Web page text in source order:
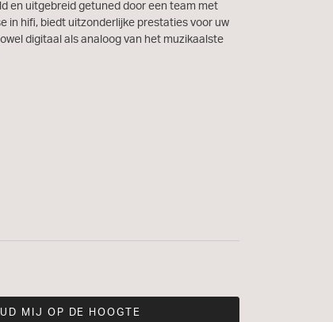
en uitgebreid getuned door een team met
in hifi, biedt uitzonderlijke prestaties voor uw
digitaal als analoog van het muzikaalste
MIJ OP DE HOOGTE